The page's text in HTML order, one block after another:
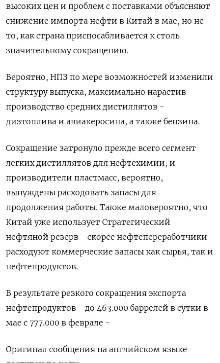
высоких цен и проблем с поставками объясняют
снижение импорта нефти в Китай в мае, но не
то, как страна приспосабливается к столь
значительному сокращению.
Вероятно, НПЗ по мере возможностей изменили
‌структуру выпуска, максимально нарастив
производство средних дистиллятов -
дизтоплива и авиакеросина, а также бензина.
Сокращение затронуло прежде всего сегмент
легких дистиллятов для нефтехимии, и
производители ‌пластмасс, вероятно,
вынуждены расходовать запасы для
продолжения работы. Также маловероятно, что
Китай уже использует Стратегический
нефтяной резерв - скорее нефтепереработчики
расходуют коммерческие запасы как сырья, так и
нефтепродуктов.
В ​результате резкого сокращения экспорта
нефтепродуктов - до 463.000 баррелей в сутки в
мае с 777.000 в феврале -
Оригинал сообщения ‌на английском языке